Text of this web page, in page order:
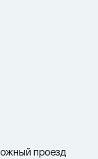
проезд